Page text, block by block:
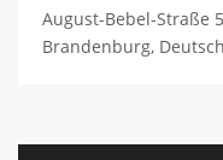
August-Bebel-Straße
Brandenburg,